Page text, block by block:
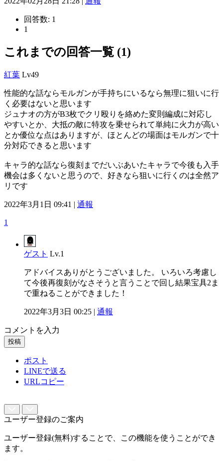
回答数: 1
1
これまでの回答一覧 (1)
紅葉 Lv49
性能的な話ならモルガンが手持ちにいるなら無理に狙いに行
く必要はないと思います
ジュナオの方がB3枚でクリ殴りを絡めた変則編成に対応し
やすいとか、大抵の敵に特攻を乗せられて単純に火力が高い
とか優位な点はありますが、ほとんどの場面はモルガンで十
分対応できると思います
キャラ的な話なら復刻までだいぶあいたキャラで今後も入手
機会は多くないと思うので、好きなら狙いに行くのは全然ア
リです
2022年3月1日 09:41 | 通報
1
ゲスト Lv.1
アドバイスありがとうございました。 いろいろ考慮し
て今後再復刻がなさそうと言うことで回し結果宝具2ま
で重ねることができました！
2022年3月3日 00:25 | 通報
コメントを入力
投稿
ポスト
LINEで送る
URLコピー
ユーザー登録のご案内
ユーザー登録(無料)することで、この機能を使うことができ
ます。